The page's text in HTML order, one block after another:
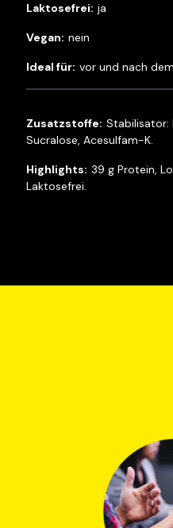
ja
nein
vor und nach
Stabilisator:
Sucralose, Acesulfam-K.
39 g Protein,
Laktosefrei.